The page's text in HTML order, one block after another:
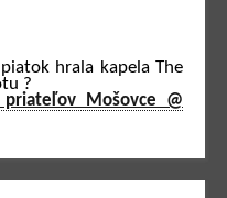
hrala kapela The
?
Mošovce @